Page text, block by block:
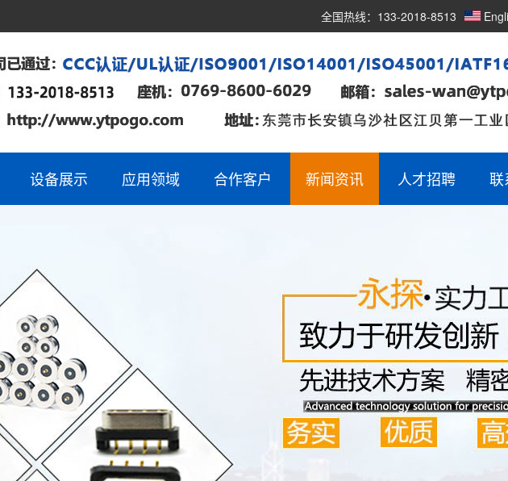
全国热线：133-2018-8513
设备展示 应用领域 合作客户 新闻资讯 人才招聘 联